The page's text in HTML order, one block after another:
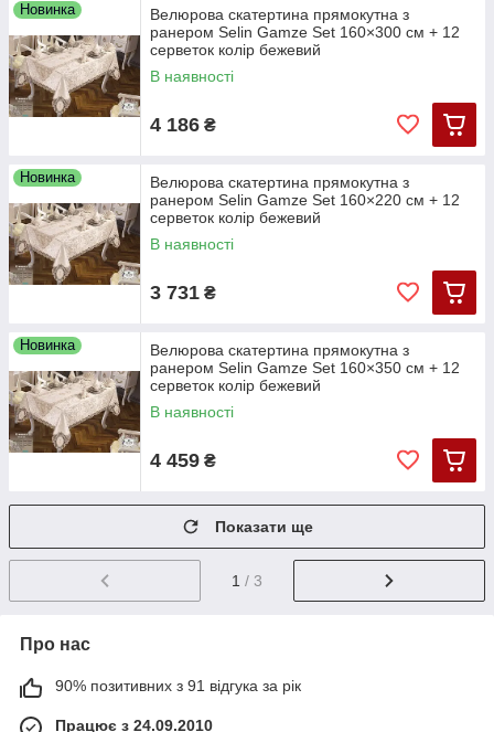
Новинка
Велюрова скатертина прямокутна з
ранером Selin Gamze Set 160×300 см + 12
серветок колір бежевий
В наявності
4 186 ₴
Новинка
Велюрова скатертина прямокутна з
ранером Selin Gamze Set 160×220 см + 12
серветок колір бежевий
В наявності
3 731 ₴
Новинка
Велюрова скатертина прямокутна з
ранером Selin Gamze Set 160×350 см + 12
серветок колір бежевий
В наявності
4 459 ₴
Показати ще
1 / 3
Про нас
90% позитивних з 91 відгука за рік
Працює з 24.09.2010